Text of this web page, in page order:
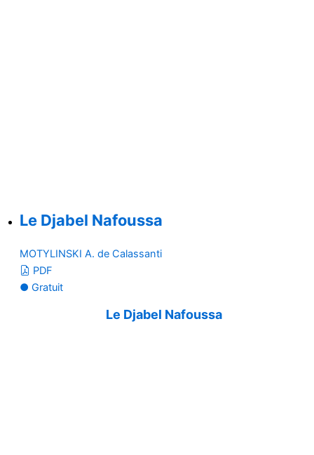
Le Djabel Nafoussa
MOTYLINSKI A. de Calassanti
PDF
● Gratuit
Le Djabel Nafoussa